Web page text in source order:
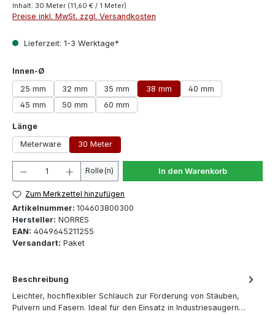
Inhalt: 30 Meter (11,60 € / 1 Meter)
Preise inkl. MwSt. zzgl. Versandkosten
Lieferzeit: 1-3 Werktage*
Innen-Ø
25 mm
32 mm 35 mm 38 mm
40 mm
45 mm
50 mm 60 mm
Längeauswählen
Meterware
30 Meter
Produkt Anzahl: Gib den gewünschten Wert ein
Rolle(n) In den Warenkorb
Zum Merkzettel hinzufügen
Artikelnummer: 104603800300
Hersteller: NORRES
EAN: 4049645211255
Versandart: Paket
Beschreibung
Leichter, hochflexibler Schlauch zur Förderung von Stäuben,
Pulvern und Fasern. Ideal für den Einsatz in Industriesaugern…